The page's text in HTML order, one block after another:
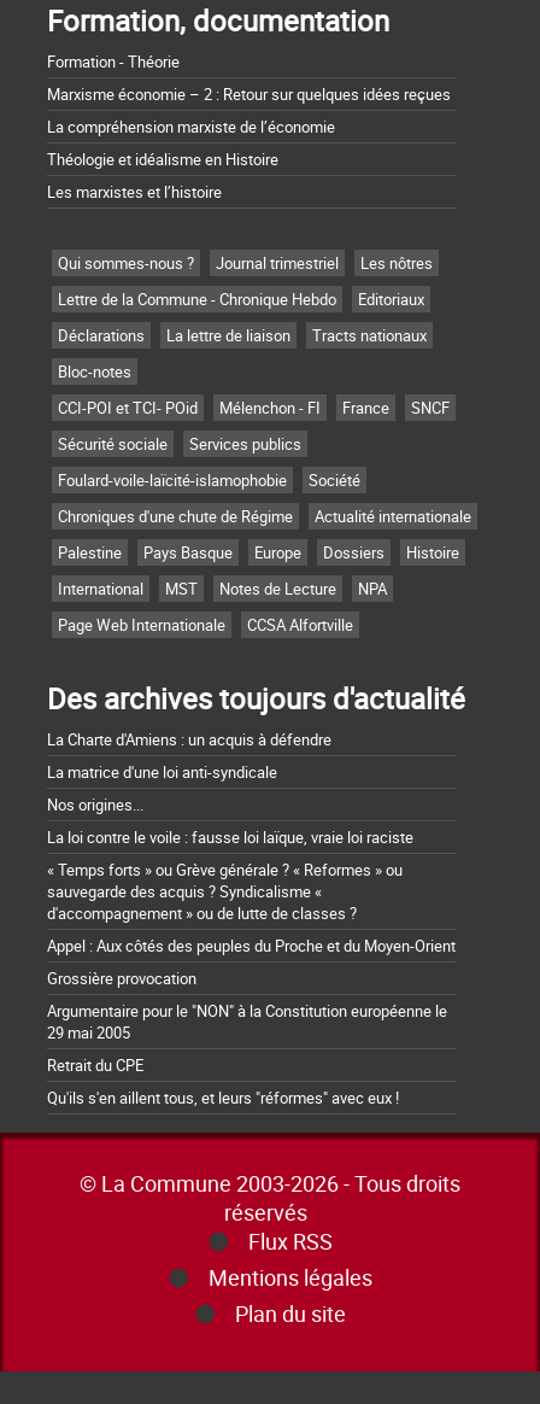
Formation, documentation
Formation - Théorie
Marxisme économie – 2 : Retour sur quelques idées reçues
La compréhension marxiste de l’économie
Théologie et idéalisme en Histoire
Les marxistes et l’histoire
Qui sommes-nous ? Journal trimestriel
Les nôtres
Lettre de la Commune - Chronique Hebdo
Editoriaux
Déclarations
La lettre de liaison
Tracts nationaux
Bloc-notes
CCI-POI et TCI- POid
Mélenchon - FI France
SNCF
Sécurité sociale
Services publics
Foulard-voile-laïcité-islamophobie
Société
Chroniques d'une chute de Régime
Actualité internationale
Palestine
Pays Basque Europe Dossiers
Histoire
International
MST Notes de Lecture
NPA
Page Web Internationale
CCSA Alfortville
Des archives toujours d'actualité
La Charte d'Amiens : un acquis à défendre
La matrice d'une loi anti-syndicale
Nos origines...
La loi contre le voile : fausse loi laïque, vraie loi raciste
« Temps forts » ou Grève générale ? « Reformes » ou
sauvegarde des acquis ? Syndicalisme «
d'accompagnement » ou de lutte de classes ?
Appel : Aux côtés des peuples du Proche et du Moyen-Orient
Grossière provocation
Argumentaire pour le "NON" à la Constitution européenne le
29 mai 2005
Retrait du CPE
Qu'ils s'en aillent tous, et leurs "réformes" avec eux !
© La Commune 2003-2026 - Tous droits
réservés
Flux RSS
Mentions légales
Plan du site